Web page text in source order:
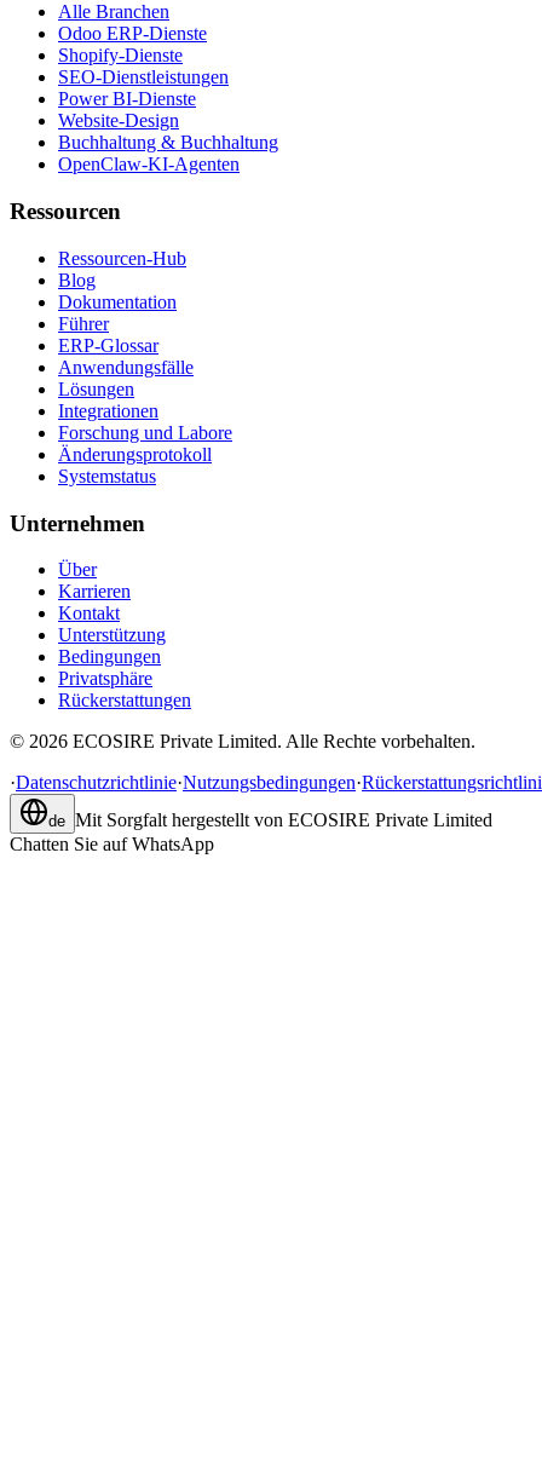
Alle Branchen
Odoo ERP-Dienste
Shopify-Dienste
SEO-Dienstleistungen
Power BI-Dienste
Website-Design
Buchhaltung & Buchhaltung
OpenClaw-KI-Agenten
Ressourcen
Ressourcen-Hub
Blog
Dokumentation
Führer
ERP-Glossar
Anwendungsfälle
Lösungen
Integrationen
Forschung und Labore
Änderungsprotokoll
Systemstatus
Unternehmen
Über
Karrieren
Kontakt
Unterstützung
Bedingungen
Privatsphäre
Rückerstattungen
© 2026 ECOSIRE Private Limited. Alle Rechte vorbehalten.
·Datenschutzrichtlinie·Nutzungsbedingungen·
de Mit Sorgfalt hergestellt von ECOSIRE Private Limited
Chatten Sie auf WhatsApp